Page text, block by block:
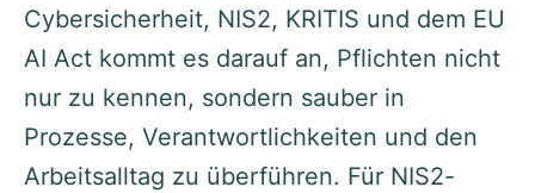
Cybersicherheit, NIS2, KRITIS und dem EU
AI Act kommt es darauf an, Pflichten nicht
nur zu kennen, sondern sauber in
Prozesse, Verantwortlichkeiten und den
Arbeitsalltag zu überführen. Für NIS2-